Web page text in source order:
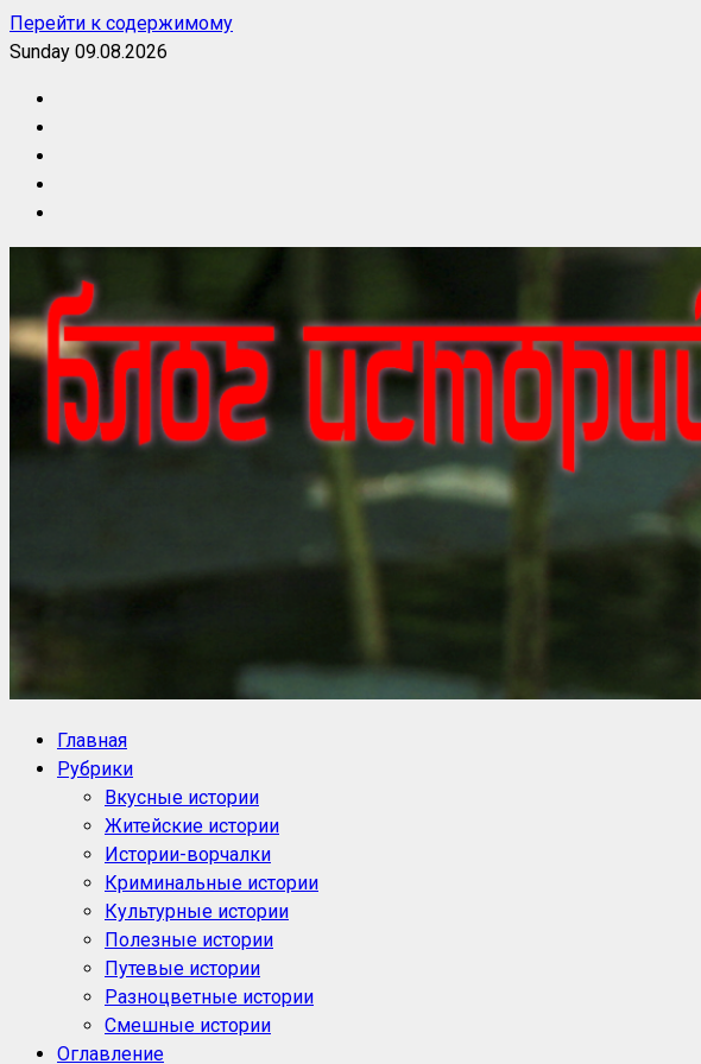
Перейти к содержимому
Sunday 09.08.2026
Блог историй NoorySan
Главная
Рубрики
Вкусные истории
Житейские истории
Истории-ворчалки
Криминальные истории
Культурные истории
Полезные истории
Путевые истории
Разноцветные истории
Смешные истории
Оглавление